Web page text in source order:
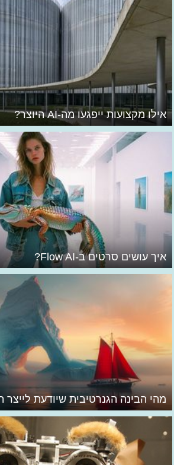
אילו מקצועות ייפגעו מה-AI היוצר?
איך עושים סרטים ב-Flow AI?
מהי הבינה הגנרטיבית שיודעת לייצר